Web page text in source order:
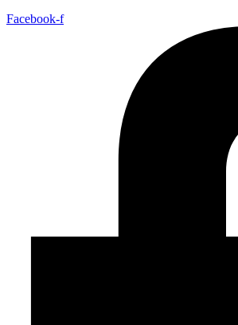
Facebook-f